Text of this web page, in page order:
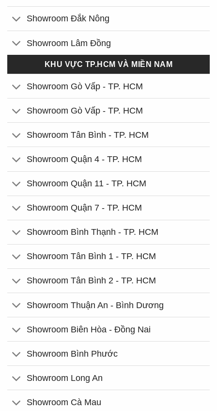
Showroom Đắk Nông
Showroom Lâm Đồng
KHU VỰC TP.HCM VÀ MIỀN NAM
Showroom Gò Vấp - TP. HCM
Showroom Gò Vấp - TP. HCM
Showroom Tân Bình - TP. HCM
Showroom Quận 4 - TP. HCM
Showroom Quận 11 - TP. HCM
Showroom Quận 7 - TP. HCM
Showroom Bình Thạnh - TP. HCM
Showroom Tân Bình 1 - TP. HCM
Showroom Tân Bình 2 - TP. HCM
Showroom Thuận An - Bình Dương
Showroom Biên Hòa - Đồng Nai
Showroom Bình Phước
Showroom Long An
Showroom Cà Mau